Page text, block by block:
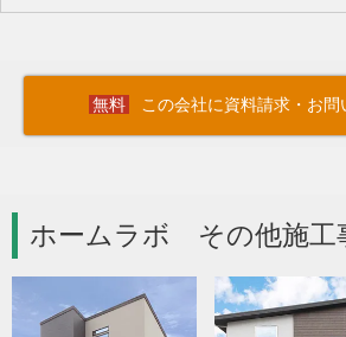
この会社に資料請求・お問
ホームラボ その他施